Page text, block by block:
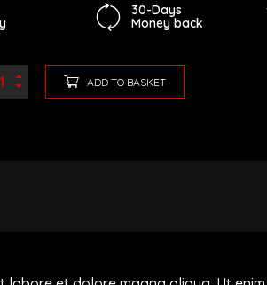
30-Days
Money back
ADD TO BASKET